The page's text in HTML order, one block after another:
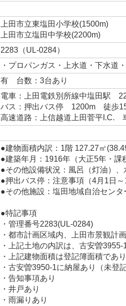
上田市立東塩田小学校(1500m)
上田市立塩田中学校(2200m)
2283（UL-0284）
・プロパンガス・上水道・下水道
有 台数：3台あり
電車：上田電鉄別所線中塩田駅
バス：押出バス停 1200m 徒歩
高速道路：上信越道上田菅平I.C.
●建物面積内訳：1階 127.27㎡
●建築年月：1916年（大正5年・課
●その他設備状況：風呂（灯油）
●押出バス停：注意事項（4月1日
●その他施設：塩田地域自治センタ
●特記事項
・管理番号2283(UL-0284)
・都市計画区域内、上田市景観計
・上記土地の内訳は、古安曽
・上記建物面積は登記簿面積であ
・古安曽3950-1に納屋あり（未登記
・告知事項あり
・井戸あり
・雨漏りあり